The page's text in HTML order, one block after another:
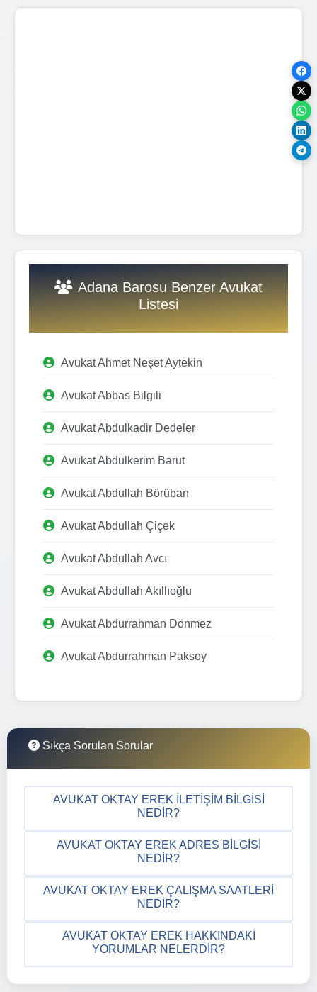
Adana Barosu Benzer Avukat
Listesi
Avukat Ahmet Neşet Aytekin
Avukat Abbas Bilgili
Avukat Abdulkadir Dedeler
Avukat Abdulkerim Barut
Avukat Abdullah Börüban
Avukat Abdullah Çiçek
Avukat Abdullah Avcı
Avukat Abdullah Akıllıoğlu
Avukat Abdurrahman Dönmez
Avukat Abdurrahman Paksoy
Sıkça Sorulan Sorular
AVUKAT OKTAY EREK İLETIŞIM BILGISI
NEDIR?
AVUKAT OKTAY EREK ADRES BILGISI
NEDIR?
AVUKAT OKTAY EREK ÇALIŞMA SAATLERI
NEDIR?
AVUKAT OKTAY EREK HAKKINDAKI
YORUMLAR NELERDIR?